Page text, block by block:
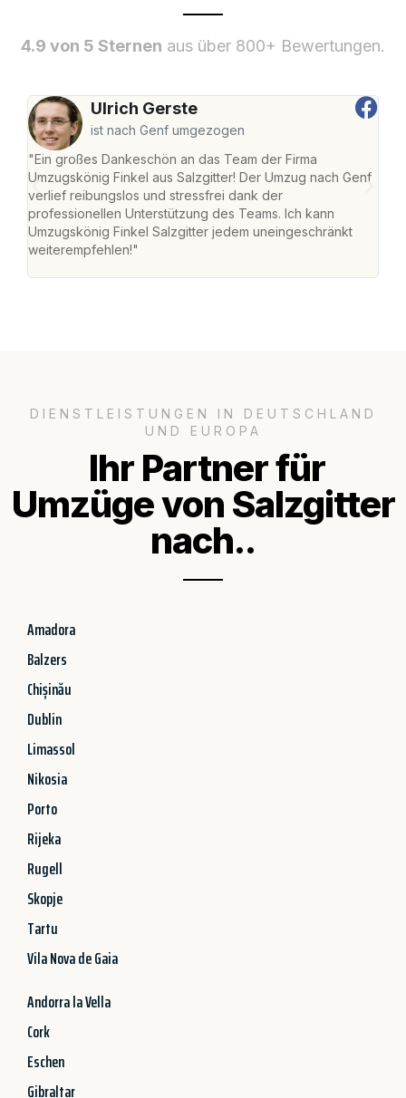
4.9 von 5 Sternen aus über 800+ Bewertungen.
Ulrich Gerste
ist nach Genf umgezogen
"Ein großes Dankeschön an das Team der Firma
Umzugskönig Finkel aus Salzgitter! Der Umzug nach Genf
verlief reibungslos und stressfrei dank der
professionellen Unterstützung des Teams. Ich kann
Umzugskönig Finkel Salzgitter jedem uneingeschränkt
weiterempfehlen!"
DIENSTLEISTUNGEN IN DEUTSCHLAND
UND EUROPA
Ihr Partner für
Umzüge von Salzgitter
nach..
Amadora
Balzers
Chișinău
Dublin
Limassol
Nikosia
Porto
Rijeka
Rugell
Skopje
Tartu
Vila Nova de Gaia
Andorra la Vella
Cork
Eschen
Gibraltar